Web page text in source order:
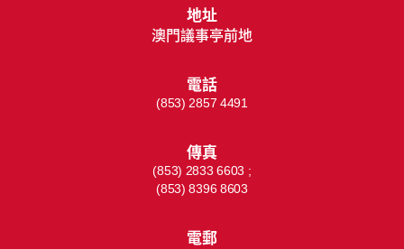
地址
澳門議事亭前地
電話
(853) 2857 4491
傳真
(853) 2833 6603 ;
(853) 8396 8603
電郵